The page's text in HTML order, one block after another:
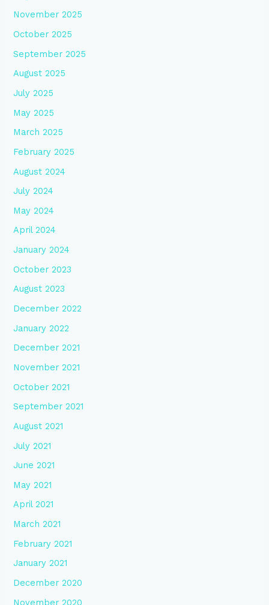
November 2025
October 2025
September 2025
August 2025
July 2025
May 2025
March 2025
February 2025
August 2024
July 2024
May 2024
April 2024
January 2024
October 2023
August 2023
December 2022
January 2022
December 2021
November 2021
October 2021
September 2021
August 2021
July 2021
June 2021
May 2021
April 2021
March 2021
February 2021
January 2021
December 2020
November 2020